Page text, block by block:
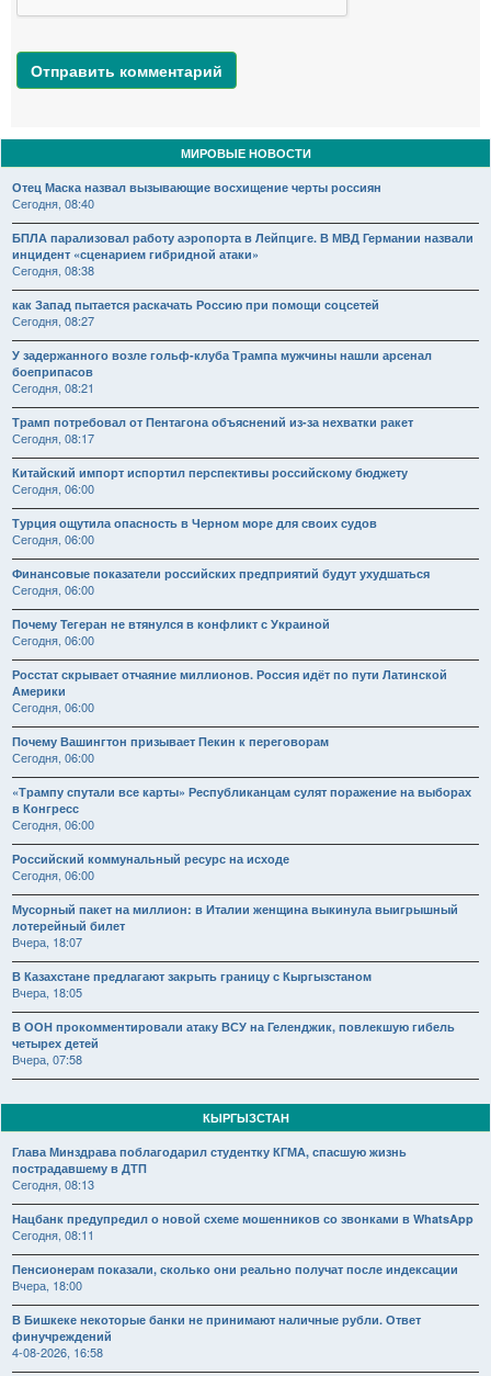
Отправить комментарий
МИРОВЫЕ НОВОСТИ
Отец Маска назвал вызывающие восхищение черты россиян
Сегодня, 08:40
БПЛА парализовал работу аэропорта в Лейпциге. В МВД Германии назвали
инцидент «сценарием гибридной атаки»
Сегодня, 08:38
как Запад пытается раскачать Россию при помощи соцсетей
Сегодня, 08:27
У задержанного возле гольф-клуба Трампа мужчины нашли арсенал
боеприпасов
Сегодня, 08:21
Трамп потребовал от Пентагона объяснений из-за нехватки ракет
Сегодня, 08:17
Китайский импорт испортил перспективы российскому бюджету
Сегодня, 06:00
Турция ощутила опасность в Черном море для своих судов
Сегодня, 06:00
Финансовые показатели российских предприятий будут ухудшаться
Сегодня, 06:00
Почему Тегеран не втянулся в конфликт с Украиной
Сегодня, 06:00
Росстат скрывает отчаяние миллионов. Россия идёт по пути Латинской
Америки
Сегодня, 06:00
Почему Вашингтон призывает Пекин к переговорам
Сегодня, 06:00
«Трампу спутали все карты» Республиканцам сулят поражение на выборах
в Конгресс
Сегодня, 06:00
Российский коммунальный ресурс на исходе
Сегодня, 06:00
Мусорный пакет на миллион: в Италии женщина выкинула выигрышный
лотерейный билет
Вчера, 18:07
В Казахстане предлагают закрыть границу с Кыргызстаном
Вчера, 18:05
В ООН прокомментировали атаку ВСУ на Геленджик, повлекшую гибель
четырех детей
Вчера, 07:58
КЫРГЫЗСТАН
Глава Минздрава поблагодарил студентку КГМА, спасшую жизнь
пострадавшему в ДТП
Сегодня, 08:13
Нацбанк предупредил о новой схеме мошенников со звонками в WhatsApp
Сегодня, 08:11
Пенсионерам показали, сколько они реально получат после индексации
Вчера, 18:00
В Бишкеке некоторые банки не принимают наличные рубли. Ответ
финучреждений
4-08-2026, 16:58